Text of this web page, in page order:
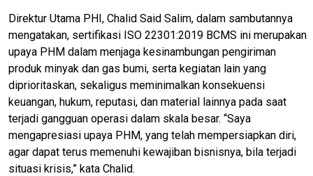
Direktur Utama PHI, Chalid Said Salim, dalam sambutannya
mengatakan, sertifikasi ISO 22301:2019 BCMS ini merupakan
upaya PHM dalam menjaga kesinambungan pengiriman
produk minyak dan gas bumi, serta kegiatan lain yang
diprioritaskan, sekaligus meminimalkan konsekuensi
keuangan, hukum, reputasi, dan material lainnya pada saat
terjadi gangguan operasi dalam skala besar. “Saya
mengapresiasi upaya PHM, yang telah mempersiapkan diri,
agar dapat terus memenuhi kewajiban bisnisnya, bila terjadi
situasi krisis,” kata Chalid.